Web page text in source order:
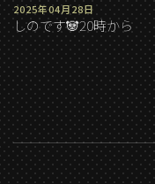
2025年04月28日
しのです🐼20時から